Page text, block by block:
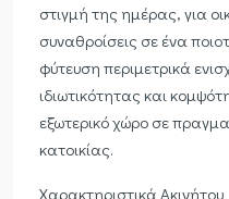
στιγμή της ημέρας, για
συναθροίσεις σε ένα
φύτευση περιμετρικά
ιδιωτικότητας και
εξωτερικό χώρο σε
κατοικίας.
Χαρακτηριστικά Ακινήτου